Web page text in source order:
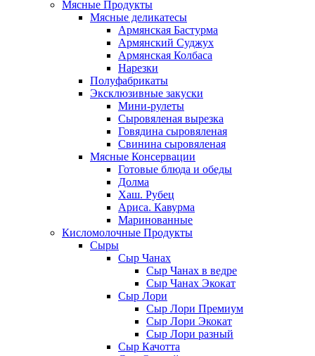
Мясные Продукты
Мясные деликатесы
Армянская Бастурма
Армянский Суджух
Армянская Колбаса
Нарезки
Полуфабрикаты
Эксклюзивные закуски
Мини-рулеты
Сыровяленая вырезка
Говядина сыровяленая
Свинина сыровяленая
Мясные Консервации
Готовые блюда и обеды
Долма
Хаш. Рубец
Ариса. Кавурма
Маринованные
Кисломолочные Продукты
Сыры
Сыр Чанах
Сыр Чанах в ведре
Сыр Чанах Экокат
Сыр Лори
Сыр Лори Премиум
Сыр Лори Экокат
Сыр Лори разный
Сыр Качотта